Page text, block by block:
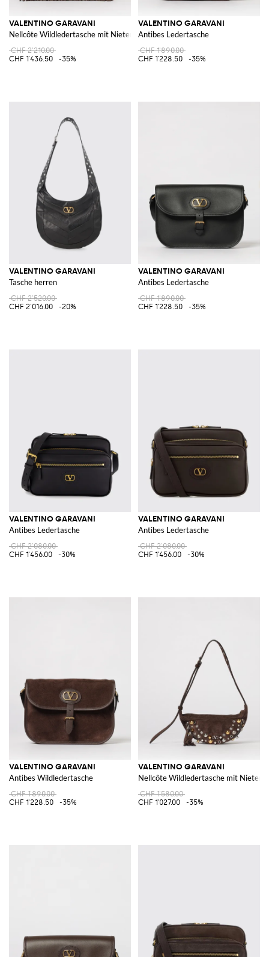
VALENTINO GARAVANI
Nellcôte Wildledertasche mit Nieten und Fransen
CHF 2'210.00
CHF 1'436.50
-35%
VALENTINO GARAVANI
Antibes Ledertasche
CHF 1'890.00
CHF 1'228.50
-35%
VALENTINO GARAVANI
Tasche herren
CHF 2'520.00
CHF 2'016.00
-20%
VALENTINO GARAVANI
Antibes Ledertasche
CHF 1'890.00
CHF 1'228.50
-35%
VALENTINO GARAVANI
Antibes Ledertasche
CHF 2'080.00
CHF 1'456.00
-30%
VALENTINO GARAVANI
Antibes Ledertasche
CHF 2'080.00
CHF 1'456.00
-30%
VALENTINO GARAVANI
Antibes Wildledertasche
CHF 1'890.00
CHF 1'228.50
-35%
VALENTINO GARAVANI
Nellcôte Wildledertasche mit Nieten
CHF 1'580.00
CHF 1'027.00
-35%